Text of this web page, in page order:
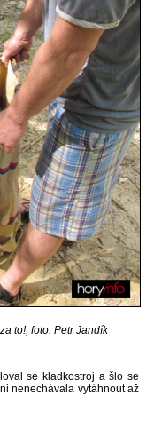
to!, foto: Petr Jandík
se kladkostroj a šlo se
nenechávala vytáhnout až